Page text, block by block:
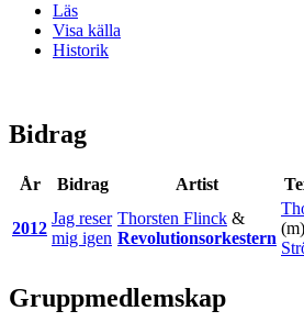
Läs
Visa källa
Historik
Bidrag
År Bidrag Artist
2012
Jag reser
mig igen
Thorsten Flinck &
Revolutionsorkestern
Gruppmedlemskap